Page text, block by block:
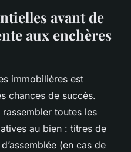
avant de
aux enchères
immobilières est
chances de succès.
toutes les
au bien : titres de
(en cas de